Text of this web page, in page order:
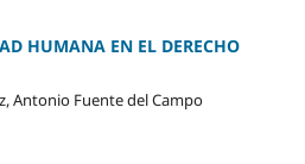
HUMANA EN EL DERECHO
Antonio Fuente del Campo